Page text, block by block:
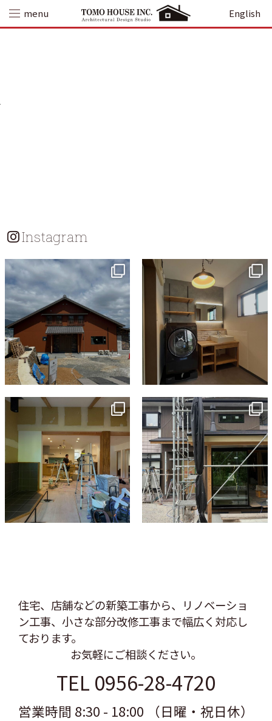
content
menu English
Instagram
tomohouseinc
tomohouseinc
7月 13
tomohouseinc
tomohouseinc
6月 3
住宅、店舗などの新築工事から、リノベーショ
ン工事、 小さな部分改修工事まで幅広く対応し
ております。
お気軽にご相談ください。
TEL 0956-28-4720
営業時間 8:30 - 18:00 （日曜・祝日休）